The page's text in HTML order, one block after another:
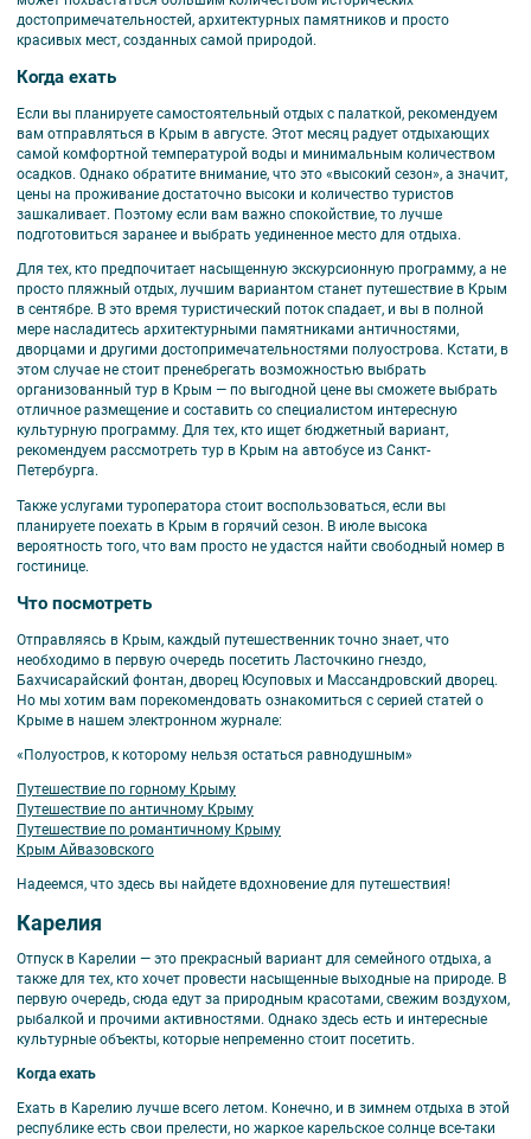
достопримечательностей, архитектурных памятников и просто
красивых мест, созданных самой природой.
Когда ехать
Если вы планируете самостоятельный отдых с палаткой, рекомендуем
вам отправляться в Крым в августе. Этот месяц радует отдыхающих
самой комфортной температурой воды и минимальным количеством
осадков. Однако обратите внимание, что это «высокий сезон», а значит,
цены на проживание достаточно высоки и количество туристов
зашкаливает. Поэтому если вам важно спокойствие, то лучше
подготовиться заранее и выбрать уединенное место для отдыха.
Для тех, кто предпочитает насыщенную экскурсионную программу, а не
просто пляжный отдых, лучшим вариантом станет путешествие в Крым
в сентябре. В это время туристический поток спадает, и вы в полной
мере насладитесь архитектурными памятниками античностями,
дворцами и другими достопримечательностями полуострова. Кстати, в
этом случае не стоит пренебрегать возможностью выбрать
организованный тур в Крым — по выгодной цене вы сможете выбрать
отличное размещение и составить со специалистом интересную
культурную программу. Для тех, кто ищет бюджетный вариант,
рекомендуем рассмотреть тур в Крым на автобусе из Санкт-
Петербурга.
Также услугами туроператора стоит воспользоваться, если вы
планируете поехать в Крым в горячий сезон. В июле высока
вероятность того, что вам просто не удастся найти свободный номер в
гостинице.
Что посмотреть
Отправляясь в Крым, каждый путешественник точно знает, что
необходимо в первую очередь посетить Ласточкино гнездо,
Бахчисарайский фонтан, дворец Юсуповых и Массандровский дворец.
Но мы хотим вам порекомендовать ознакомиться с серией статей о
Крыме в нашем электронном журнале:
«Полуостров, к которому нельзя остаться равнодушным»
Путешествие по горному Крыму
Путешествие по античному Крыму
Путешествие по романтичному Крыму
Крым Айвазовского
Надеемся, что здесь вы найдете вдохновение для путешествия!
Карелия
Отпуск в Карелии — это прекрасный вариант для семейного отдыха, а
также для тех, кто хочет провести насыщенные выходные на природе. В
первую очередь, сюда едут за природным красотами, свежим воздухом,
рыбалкой и прочими активностями. Однако здесь есть и интересные
культурные объекты, которые непременно стоит посетить.
Когда ехать
Ехать в Карелию лучше всего летом. Конечно, и в зимнем отдыха в этой
республике есть свои прелести, но жаркое карельское солнце все-таки